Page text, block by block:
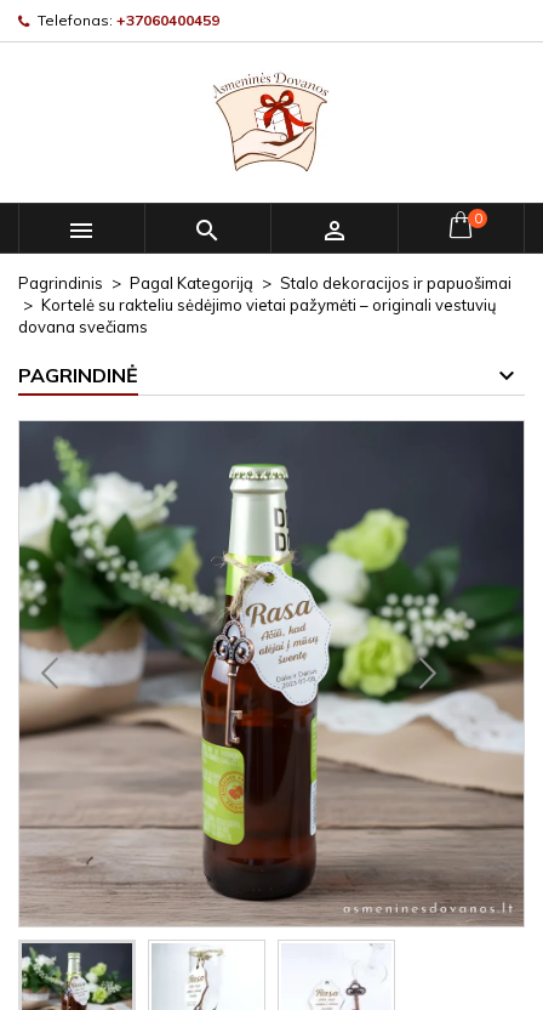
Telefonas: +37060400459
   0
Pagrindinis Pagal Kategoriją
Stalo dekoracijos ir papuošimai
Kortelė su rakteliu sėdėjimo vietai pažymėti – originali vestuvių
dovana svečiams
PAGRINDINĖ